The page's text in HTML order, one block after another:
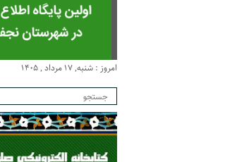
امروز : شنبه, ۱۷ مرداد , ۱۴۰۵